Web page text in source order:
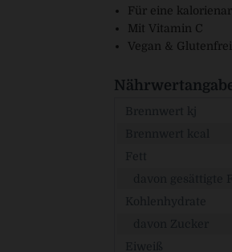
Für eine
Mit Vitamin C
Vegan & Glutenfrei
Brennwert kj
Fett
Kohlenhydrate
Eiweiß